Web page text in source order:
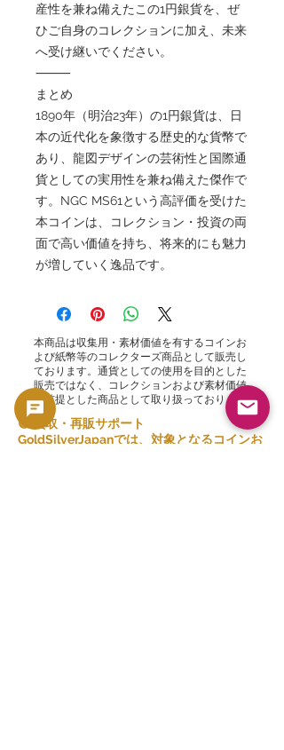
産性を兼ね備えたこの1円銀貨を、ぜ
ひご自身のコレクションに加え、未来
へ受け継いでください。
⸻
まとめ
1890年（明治23年）の1円銀貨は、日
本の近代化を象徴する歴史的な貨幣で
あり、龍図デザインの芸術性と国際通
貨としての実用性を兼ね備えた傑作で
す。NGC MS61という高評価を受けた
本コインは、コレクション・投資の両
面で高い価値を持ち、将来的にも魅力
が増していく逸品です。
本商品は収集用・素材価値を有するコインお
よび紙幣等のコレクターズ商品として販売し
ております。通貨としての使用を目的とした
販売ではなく、コレクションおよび素材価値
を前提とした商品として取り扱っております
🟢 買取・再販サポート
GoldSilverJapanでは、対象となるコインお